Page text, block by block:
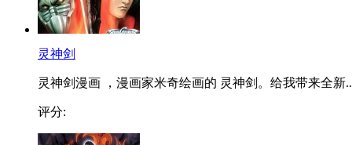
灵神剑
灵神剑漫画 ，漫画家米奇绘画的 灵神剑。给我带来全新
评分: